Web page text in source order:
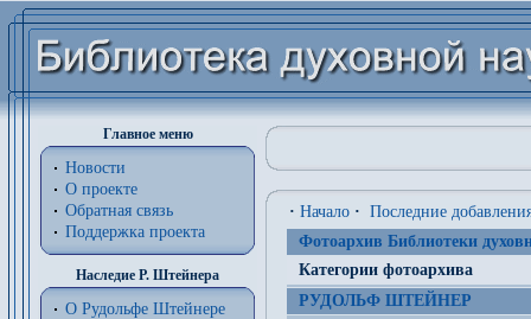
Главное меню
Новости
О проекте
Обратная связь
Поддержка проекта
Наследие Р. Штейнера
О Рудольфе Штейнере
· Начало · Последние
Фотоархив Библиотеки
Категории фотоархива
РУДОЛЬФ ШТЕЙНЕР